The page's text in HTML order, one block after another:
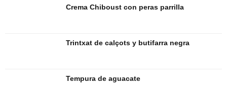
Crema Chiboust con peras parrilla
Trintxat de calçots y butifarra negra
Tempura de aguacate